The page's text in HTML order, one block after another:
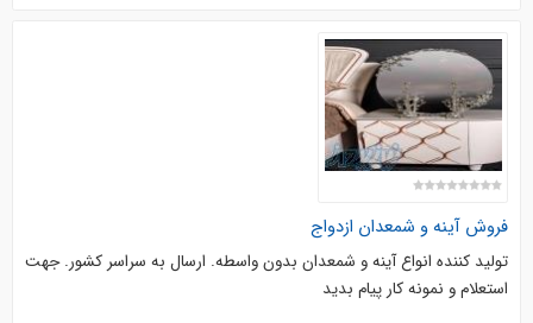
فروش آینه و شمعدان ازدواج
تولید کننده انواع آینه و شمعدان بدون واسطه. ارسال به سراسر کشور. جهت
استعلام و نمونه کار پیام بدید